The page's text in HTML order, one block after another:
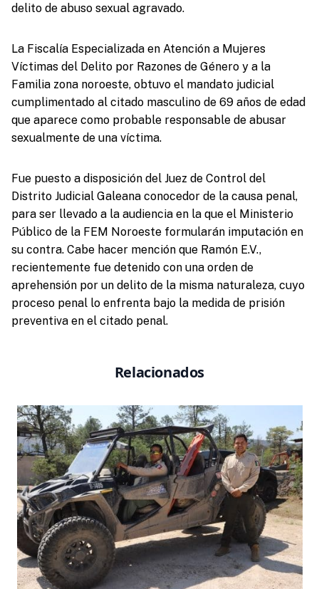
delito de abuso sexual agravado.
La Fiscalía Especializada en Atención a Mujeres
Víctimas del Delito por Razones de Género y a la
Familia zona noroeste, obtuvo el mandato judicial
cumplimentado al citado masculino de 69 años de edad
que aparece como probable responsable de abusar
sexualmente de una víctima.
Fue puesto a disposición del Juez de Control del
Distrito Judicial Galeana conocedor de la causa penal,
para ser llevado a la audiencia en la que el Ministerio
Público de la FEM Noroeste formularán imputación en
su contra. Cabe hacer mención que Ramón E.V.,
recientemente fue detenido con una orden de
aprehensión por un delito de la misma naturaleza, cuyo
proceso penal lo enfrenta bajo la medida de prisión
preventiva en el citado penal.
Relacionados